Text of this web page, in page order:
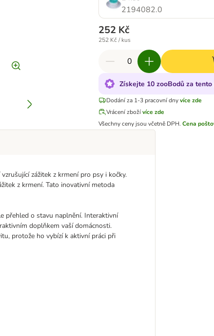
2194082.0
252 Kč
252 Kč / kus
Získejte 10 zooBodů za
Dodání za 1-3 pracovní dny více zde
Vrácení zbožívíce zde
Všechny ceny jsou včetně DPH. Cena
zážitek z krmení pro psy i kočky.
z krmení. Tato inovativní metoda
přehled o stavu naplnění. Interaktivní
doplňkem vaší domácnosti.
protože ho vybízí k aktivní práci při